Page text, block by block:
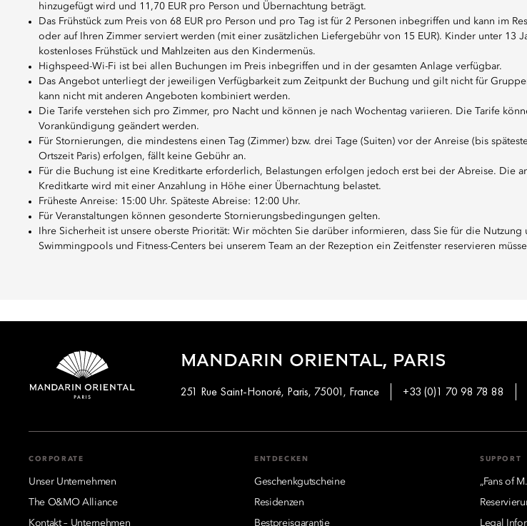
hinzugefügt wird und 11,70 EUR pro Person und Übernachtung beträgt.
Das Frühstück zum Preis von 68 EUR pro Person und pro Tag ist für 2 Personen inbegriffen und kann im
oder auf Ihren Zimmer serviert werden (mit einer zusätzlichen Liefergebühr von 15 EUR). Kinder unter 13
kostenloses Frühstück und Mahlzeiten aus den Kindermenüs.
Highspeed-Wi-Fi ist bei allen Buchungen im Preis inbegriffen und in der gesamten Anlage verfügbar.
Das Angebot unterliegt der jeweiligen Verfügbarkeit zum Zeitpunkt der Buchung und gilt nicht für
kann nicht mit anderen Angeboten kombiniert werden.
Die Tarife verstehen sich pro Zimmer, pro Nacht und können je nach Wochentag variieren. Die Tarife
Vorankündigung geändert werden.
Für Stornierungen, die mindestens einen Tag (Zimmer) bzw. drei Tage (Suiten) vor der Anreise (bis
Ortszeit Paris) erfolgen, fällt keine Gebühr an.
Für die Buchung ist eine Kreditkarte erforderlich, Belastungen erfolgen jedoch erst bei der Abreise. Die
Kreditkarte wird mit einer Anzahlung in Höhe einer Übernachtung belastet.
Früheste Anreise: 15:00 Uhr. Späteste Abreise: 12:00 Uhr.
Für Veranstaltungen können gesonderte Stornierungsbedingungen gelten.
Ihre Sicherheit ist unsere oberste Priorität: Wir möchten Sie darüber informieren, dass Sie für die Nutzung
Swimmingpools und Fitness-Centers bei unserem Team an der Rezeption ein Zeitfenster reservieren
MANDARIN ORIENTAL, PARIS
251 Rue Saint-Honoré, Paris, 75001, France +33 (0)1 70 98 78 88
CORPORATE
Unser Unternehmen
The O&MO Alliance
Kontakt – Unternehmen
ENTDECKEN
Geschenkgutscheine
Residenzen
Bestpreisgarantie
SUPPORT
„Fans of
Legal